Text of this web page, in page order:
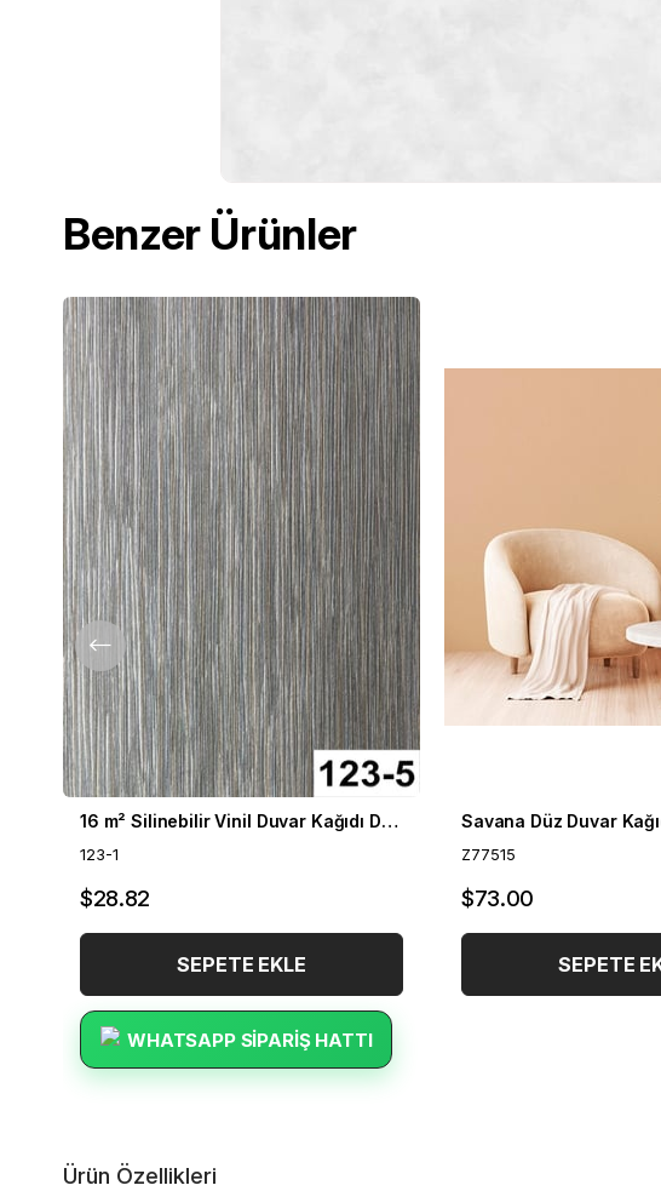
Benzer Ürünler
16 m² Silinebilir Vinil Duvar Kağıdı DH-123
123-1
$28.82
SEPETE EKLE
WHATSAPP SIPARIŞ HATTI
Savana Düz Duvar
Z77515
$73.00
SEPETE
Ürün Özellikleri